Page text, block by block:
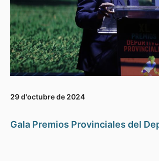
29 d'octubre de 2024
Gala Premios Provinciales del